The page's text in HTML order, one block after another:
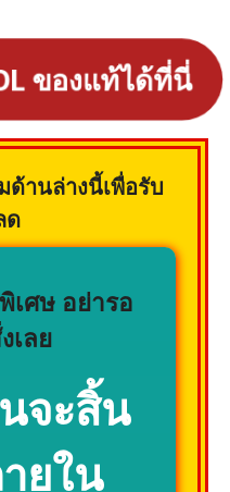
ของแท้ได้ที่นี่
านล่างนี้เพื่อรับ
ด
ศษ อย่ารอ
เลย
จะสิ้น
ยใน